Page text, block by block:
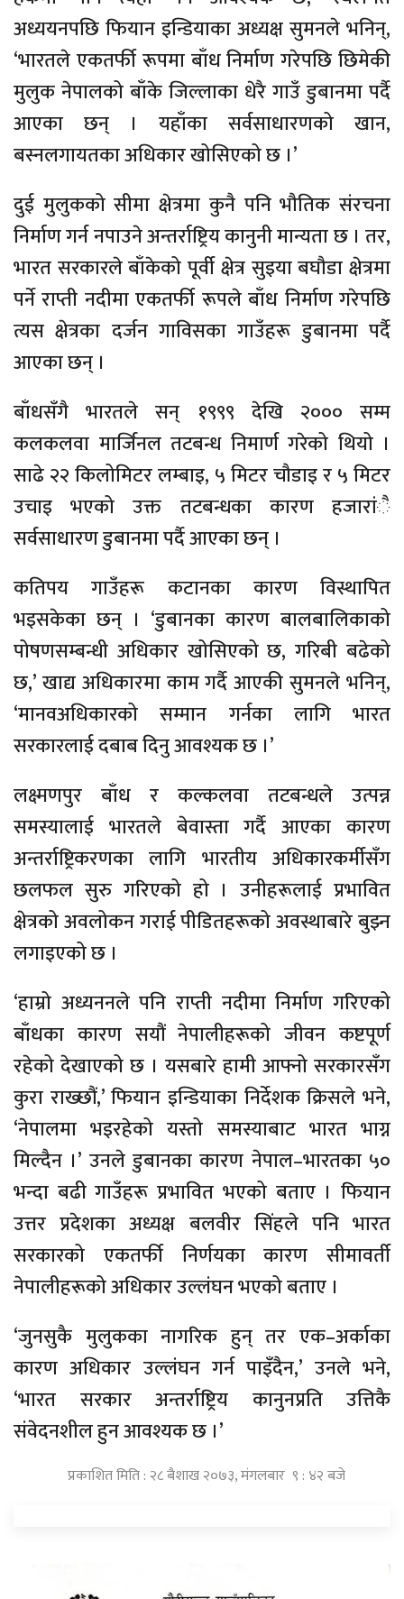
अध्ययनपछि फियान इन्डियाका अध्यक्ष सुमनले भनिन्,
‘भारतले एकतर्फी रूपमा बाँध निर्माण गरेपछि छिमेकी
मुलुक नेपालको बाँके जिल्लाका धेरै गाउँ डुबानमा पर्दै
आएका छन् । यहाँका सर्वसाधारणको खान,
बस्नलगायतका अधिकार खोसिएको छ ।’
दुई मुलुकको सीमा क्षेत्रमा कुनै पनि भौतिक संरचना
निर्माण गर्न नपाउने अन्तर्राष्ट्रिय कानुनी मान्यता छ । तर,
भारत सरकारले बाँकेको पूर्वी क्षेत्र सुइया बघौडा क्षेत्रमा
पर्ने राप्ती नदीमा एकतर्फी रूपले बाँध निर्माण गरेपछि
त्यस क्षेत्रका दर्जन गाविसका गाउँहरू डुबानमा पर्दै
आएका छन् ।
बाँधसँगै भारतले सन् १९९९ देखि २००० सम्म
कलकलवा मार्जिनल तटबन्ध निमार्ण गरेको थियो ।
साढे २२ किलोमिटर लम्बाइ, ५ मिटर चौडाइ र ५ मिटर
उचाइ भएको उक्त तटबन्धका कारण हजारांै
सर्वसाधारण डुबानमा पर्दै आएका छन् ।
कतिपय गाउँहरू कटानका कारण विस्थापित
भइसकेका छन् । ‘डुबानका कारण बालबालिकाको
पोषणसम्बन्धी अधिकार खोसिएको छ, गरिबी बढेको
छ,’ खाद्य अधिकारमा काम गर्दै आएकी सुमनले भनिन्,
‘मानवअधिकारको सम्मान गर्नका लागि भारत
सरकारलाई दबाब दिनु आवश्यक छ ।’
लक्ष्मणपुर बाँध र कल्कलवा तटबन्धले उत्पन्न
समस्यालाई भारतले बेवास्ता गर्दै आएका कारण
अन्तर्राष्ट्रिकरणका लागि भारतीय अधिकारकर्मीसँग
छलफल सुरु गरिएको हो । उनीहरूलाई प्रभावित
क्षेत्रको अवलोकन गराई पीडितहरूको अवस्थाबारे बुझ्न
लगाइएको छ ।
‘हाम्रो अध्यननले पनि राप्ती नदीमा निर्माण गरिएको
बाँधका कारण सयौं नेपालीहरूको जीवन कष्टपूर्ण
रहेको देखाएको छ । यसबारे हामी आफ्नो सरकारसँग
कुरा राख्छौं,’ फियान इन्डियाका निर्देशक क्रिसले भने,
‘नेपालमा भइरहेको यस्तो समस्याबाट भारत भाग्न
मिल्दैन ।’ उनले डुबानका कारण नेपाल–भारतका ५०
भन्दा बढी गाउँहरू प्रभावित भएको बताए । फियान
उत्तर प्रदेशका अध्यक्ष बलवीर सिंहले पनि भारत
सरकारको एकतर्फी निर्णयका कारण सीमावर्ती
नेपालीहरूको अधिकार उल्लंघन भएको बताए ।
‘जुनसुकै मुलुकका नागरिक हुन् तर एक–अर्काका
कारण अधिकार उल्लंघन गर्न पाइँदैन,’ उनले भने,
‘भारत सरकार अन्तर्राष्ट्रिय कानुनप्रति उत्तिकै
संवेदनशील हुन आवश्यक छ ।’
प्रकाशित मिति : २८ बैशाख २०७३, मंगलबार ९ : ४२ बजे